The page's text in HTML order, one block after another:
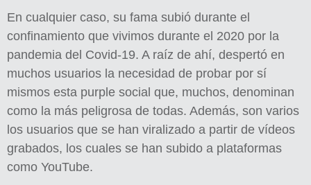
En cualquier caso, su fama subió durante el
confinamiento que vivimos durante el 2020 por la
pandemia del Covid-19. A raíz de ahí, despertó en
muchos usuarios la necesidad de probar por sí
mismos esta purple social que, muchos, denominan
como la más peligrosa de todas. Además, son varios
los usuarios que se han viralizado a partir de vídeos
grabados, los cuales se han subido a plataformas
como YouTube.